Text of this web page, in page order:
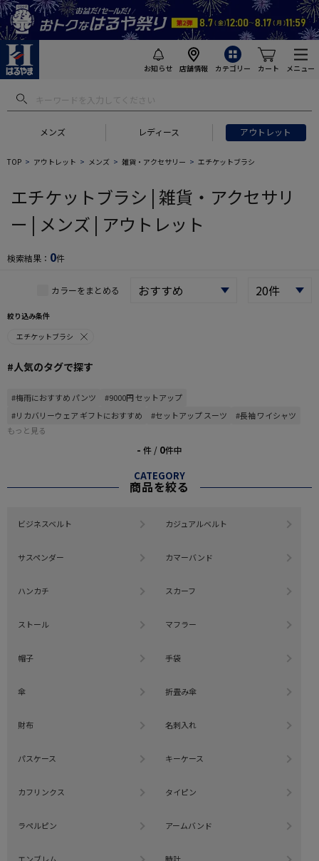
お知らせ 店舗情報 カテゴリー カート メニュー
メンズ レディース アウトレット
フトにおすすめ #セットアップ スーツ
TOP アウトレット メンズ 雑貨・アクセサリー エチケットブラシ
エチケットブラシ | 雑貨・アクセサリ
ー | メンズ | アウトレット
検索結果： 0件
カラーをまとめる
絞り込み条件
エチケットブラシ
#人気のタグで探す
#梅雨におすすめ パンツ
#9000円 セットアップ
#リカバリーウェア ギフトにおすすめ
#セットアップ スーツ
#長袖 ワイシャツ
もっと見る
- 件 / 0件中
CATEGORY
商品を絞る
ビジネスベルト カジュアルベルト
サスペンダー カマーバンド
ハンカチ スカーフ
ストール マフラー
帽子 手袋
傘 折畳み傘
財布 名刺入れ
パスケース キーケース
カフリンクス タイピン
ラペルピン アームバンド